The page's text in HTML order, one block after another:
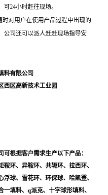
可24小时赶往现场。
对用户在使用产品过程中出现的
公司还可以派人赶赴现场指导安
料有限公司
西区高新技术工业园
根据客户需求生产以下产品：
环、异鞍环、共轭环、拉西环、
球、雪花环、环保球、哈凯登、
填料、q派克、十字球形填料、